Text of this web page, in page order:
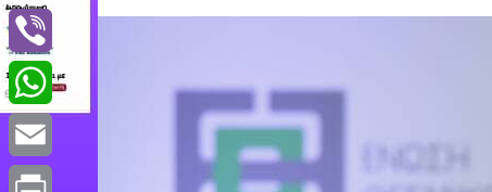
LinkedIn
Viber
WhatsApp
Email